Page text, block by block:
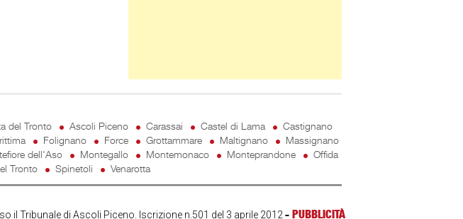
del Tronto Ascoli Piceno Carassai Castel di Lama
Castignano
Folignano Force Grottammare Maltignano
Massignano
dell'Aso Montegallo Montemonaco Monteprandone
Offida
Tronto Spinetoli Venarotta
il Tribunale di Ascoli Piceno. Iscrizione n.501 del 3 aprile 2012- PUBBLICITÀ